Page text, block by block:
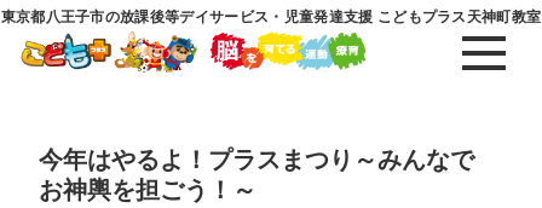
東京都八王子市の放課後等デイサービス・児童発達支援 こどもプラス天神町教室
今年はやるよ！プラスまつり～みんなで
お神輿を担ごう！～